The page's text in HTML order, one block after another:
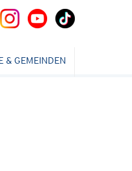
& GEMEINDEN